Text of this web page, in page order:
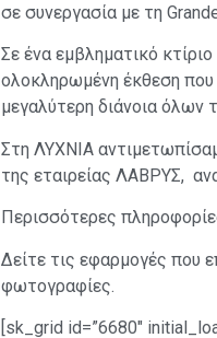
σε συνεργασία με τη
Σε ένα εμβληματικό
ολοκληρωμένη έκθεση που
μεγαλύτερη διάνοια
Στη ΛΥΧΝΙΑ
της εταιρείας ΛΑΒΡΥΣ,
Περισσότερες
Δείτε τις εφαρμογές που
φωτογραφίες.
[sk_grid id=”6680″